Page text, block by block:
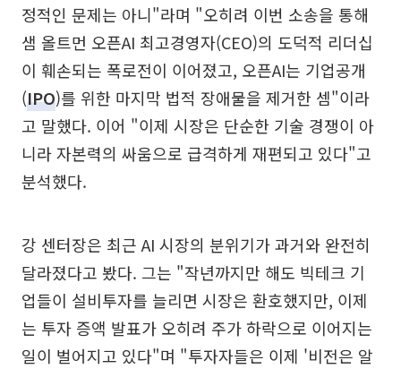
정적인 문제는 아니"라며 "오히려 이번 소송을 통해
샘 올트먼 오픈AI 최고경영자(CEO)의 도덕적 리더십
이 훼손되는 폭로전이 이어졌고, 오픈AI는 기업공개
(IPO)를 위한 마지막 법적 장애물을 제거한 셈"이라
고 말했다. 이어 "이제 시장은 단순한 기술 경쟁이 아
니라 자본력의 싸움으로 급격하게 재편되고 있다"고
분석했다.
강 센터장은 최근 AI 시장의 분위기가 과거와 완전히
달라졌다고 봤다. 그는 "작년까지만 해도 빅테크 기
업들이 설비투자를 늘리면 시장은 환호했지만, 이제
는 투자 증액 발표가 오히려 주가 하락으로 이어지는
일이 벌어지고 있다"며 "투자자들은 이제 '비전은 알